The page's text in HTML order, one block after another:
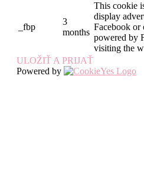
_fbp
3
months
This cookie
display
Facebook or
powered by
visiting the
ULOŽIŤ A PRIJAŤ
Powered by